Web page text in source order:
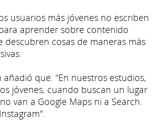
usuarios más jóvenes no escriben
aprender sobre contenido
descubren cosas de maneras más
añadió que: "En nuestros estudios,
jóvenes, cuando buscan un lugar
van a Google Maps ni a Search.